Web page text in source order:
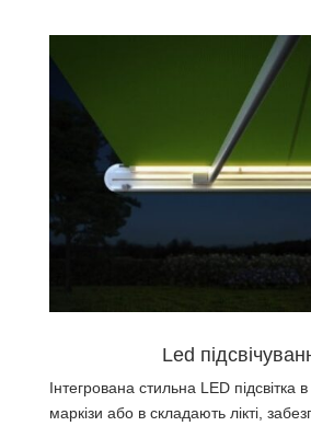
Led
Інтегрована стильна LED підсвітка
маркізи або в складають лікті,